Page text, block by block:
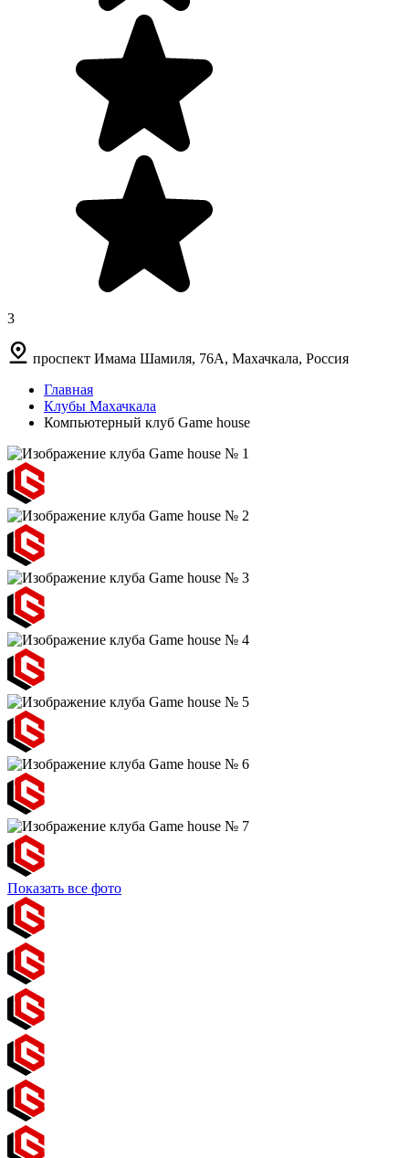
3
проспект Имама Шамиля, 76А, Махачкала, Россия
Главная
Клубы Махачкала
Компьютерный клуб Game house
Показать все фото